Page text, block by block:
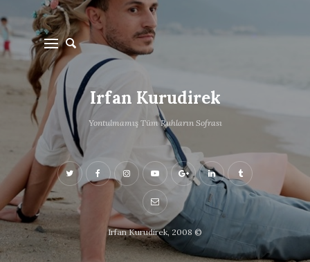
Irfan Kurudirek
Yontulmamış Tüm Ruhların Sofrası
Irfan Kurudirek, 2008 ©